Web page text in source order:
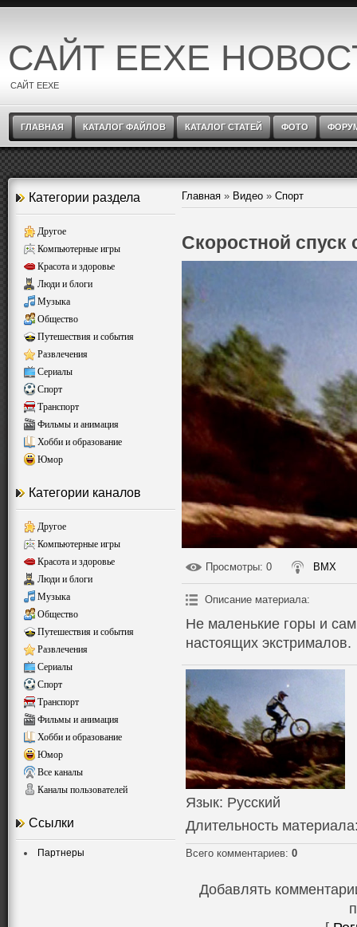
САЙТ EEXE
САЙТ EEXE
ГЛАВНАЯ КАТАЛОГ ФАЙЛОВ КАТАЛОГ СТАТЕЙ ФОТО
Категории раздела
Другое
Компьютерные игры
Красота и здоровье
Люди и блоги
Музыка
Общество
Путешествия и события
Развлечения
Сериалы
Спорт
Транспорт
Фильмы и анимация
Хобби и образование
Юмор
Категории каналов
Другое
Компьютерные игры
Красота и здоровье
Люди и блоги
Музыка
Общество
Путешествия и события
Развлечения
Сериалы
Спорт
Транспорт
Фильмы и анимация
Хобби и образование
Юмор
Все каналы
Каналы пользователей
Ссылки
Партнеры
Главная » Видео » Спорт
Скоростной спуск
Просмотры: 0 BMX
Описание материала:
Не маленькие горы и
настоящих экстрималов.
Язык: Русский
Длительность материала
Всего комментариев: 0
Добавлять